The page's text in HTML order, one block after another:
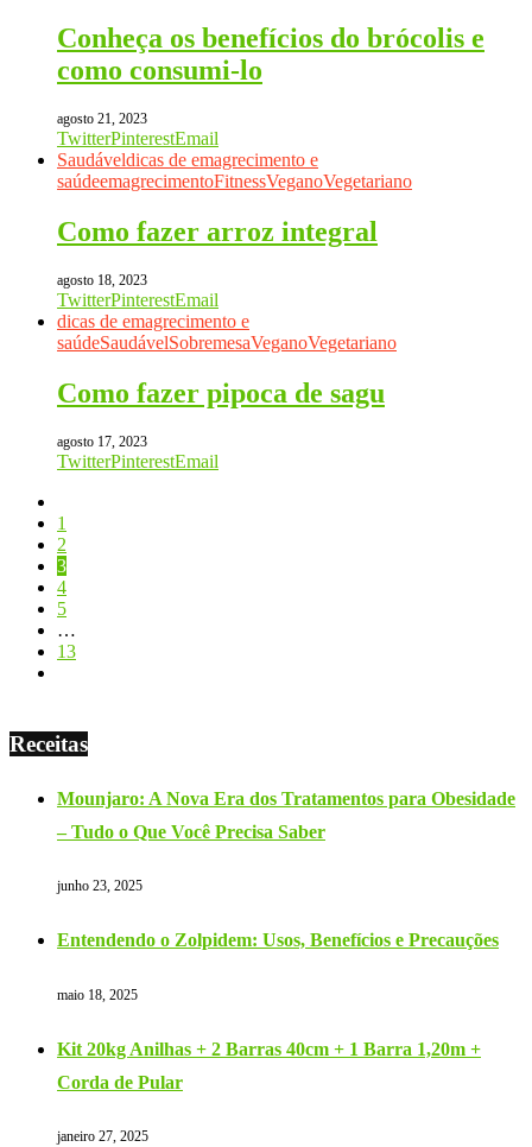
Conheça os benefícios do brócolis e
como consumi-lo
agosto 21, 2023
TwitterPinterestEmail
Saudáveldicas de emagrecimento e
saúdeemagrecimentoFitnessVeganoVegetariano
Como fazer arroz integral
agosto 18, 2023
TwitterPinterestEmail
dicas de emagrecimento e
saúdeSaudávelSobremesaVeganoVegetariano
Como fazer pipoca de sagu
agosto 17, 2023
TwitterPinterestEmail
1
2
3
4
5
…
13
Receitas
Mounjaro: A Nova Era dos Tratamentos para Obesidade
– Tudo o Que Você Precisa Saber
junho 23, 2025
Entendendo o Zolpidem: Usos, Benefícios e Precauções
maio 18, 2025
Kit 20kg Anilhas + 2 Barras 40cm + 1 Barra 1,20m +
Corda de Pular
janeiro 27, 2025